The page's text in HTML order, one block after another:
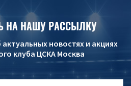
НА НАШУ РАССЫЛКУ
новостях и акциях
клуба ЦСКА Москва